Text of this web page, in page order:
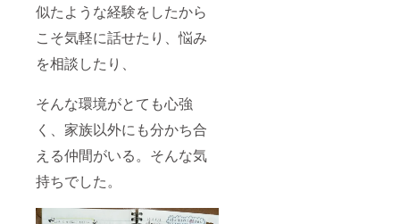
似たような経験をしたから
こそ気軽に話せたり、悩み
を相談したり、
そんな環境がとても心強
く、家族以外にも分かち合
える仲間がいる。そんな気
持ちでした。